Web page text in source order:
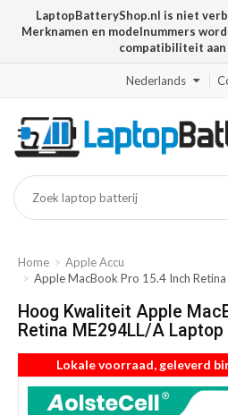
LaptopBatteryShop.nl is niet
Merknamen en modelnummers
compatibiliteit aan
Nederlands
Home
Apple Accu
Apple MacBook Pro 15.4 Inch
Hoog Kwaliteit Apple
Retina ME294LL/A
Lokale voorraad, geleverd